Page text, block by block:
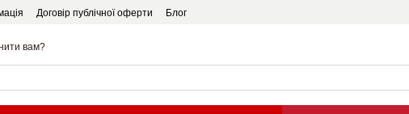
Договір публічної оферти Блог
вам?